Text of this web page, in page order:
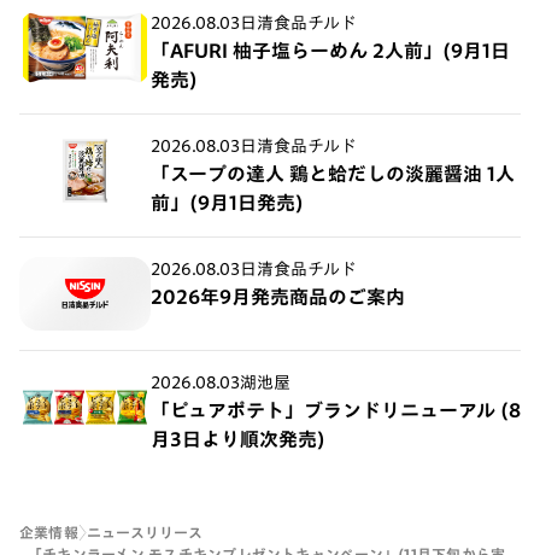
2026.08.03 日清食品チルド
「AFURI 柚子塩らーめん 2人前」(9月1日
発売)
2026.08.03 日清食品チルド
「スープの達人 鶏と蛤だしの淡麗醤油 1人
前」(9月1日発売)
2026.08.03 日清食品チルド
2026年9月発売商品のご案内
2026.08.03湖池屋
「ピュアポテト」ブランドリニューアル (8
月3日より順次発売)
企業情報
ニュースリリース